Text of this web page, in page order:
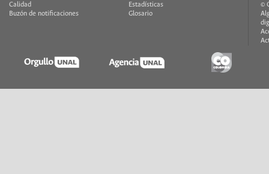
Calidad
Buzón de notificaciones
Estadísticas
Glosario
©